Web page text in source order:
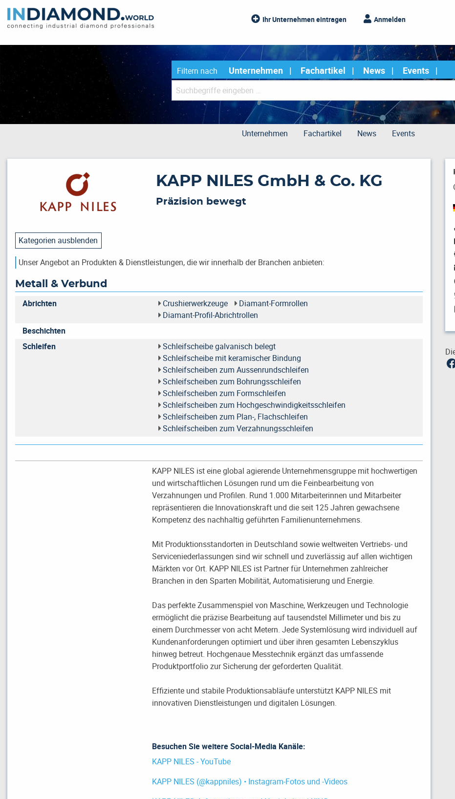
Ihr Unternehmen eintragen Anmelden
Filtern nach Unternehmen Fachartikel News
Events
Unternehmen Fachartikel News Events
KAPP NILES GmbH & Co. KG
Präzision bewegt
Kategorien ausblenden
Unser Angebot an Produkten & Dienstleistungen, die wir innerhalb der Branchen anbieten:
Metall & Verbund
Abrichten Crushierwerkzeuge
Diamant-Formrollen
Diamant-Profil-Abrichtrollen
Beschichten
Schleifen
Schleifscheibe galvanisch belegt
Schleifscheibe mit keramischer Bindung
Schleifscheiben zum Aussenrundschleifen
Schleifscheiben zum Bohrungsschleifen
Schleifscheiben zum Formschleifen
Schleifscheiben zum Hochgeschwindigkeitsschleifen
Schleifscheiben zum Plan-, Flachschleifen
Schleifscheiben zum Verzahnungsschleifen
KAPP NILES ist eine global agierende Unternehmensgruppe mit hochwertigen
und wirtschaftlichen Lösungen rund um die Feinbearbeitung von
Verzahnungen und Profilen. Rund 1.000 Mitarbeiterinnen und Mitarbeiter
repräsentieren die Innovationskraft und die seit 125 Jahren gewachsene
Kompetenz des nachhaltig geführten Familienunternehmens.
Mit Produktionsstandorten in Deutschland sowie weltweiten Vertriebs- und
Serviceniederlassungen sind wir schnell und zuverlässig auf allen wichtigen
Märkten vor Ort. KAPP NILES ist Partner für Unternehmen zahlreicher
Branchen in den Sparten Mobilität, Automatisierung und Energie.
Das perfekte Zusammenspiel von Maschine, Werkzeugen und Technologie
ermöglicht die präzise Bearbeitung auf tausendstel Millimeter und bis zu
einem Durchmesser von acht Metern. Jede Systemlösung wird individuell auf
Kundenanforderungen optimiert und über ihren gesamten Lebenszyklus
hinweg betreut. Hochgenaue Messtechnik ergänzt das umfassende
Produktportfolio zur Sicherung der geforderten Qualität.
Effiziente und stabile Produktionsabläufe unterstützt KAPP NILES mit
innovativen Dienstleistungen und digitalen Lösungen.
Besuchen Sie weitere Social-Media Kanäle:
KAPP NILES - YouTube
KAPP NILES (@kappniles) • Instagram-Fotos und -Videos